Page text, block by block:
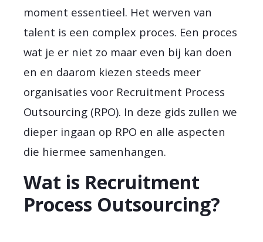
moment essentieel. Het werven van
talent is een complex proces. Een proces
wat je er niet zo maar even bij kan doen
en en daarom kiezen steeds meer
organisaties voor Recruitment Process
Outsourcing (RPO). In deze gids zullen we
dieper ingaan op RPO en alle aspecten
die hiermee samenhangen.
Wat is Recruitment
Process Outsourcing?